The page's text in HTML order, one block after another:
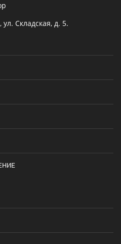
Складская, д. 5.